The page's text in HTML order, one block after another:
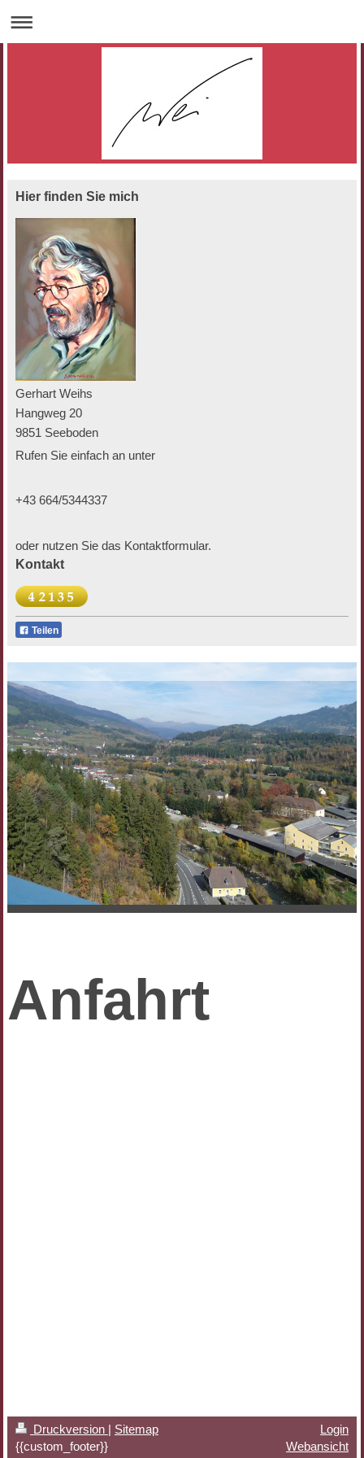
Hier finden Sie mich
Gerhart Weihs
Hangweg 20
9851 Seeboden
Rufen Sie einfach an unter
+43 664/5344337
oder nutzen Sie das Kontaktformular.
Kontakt
Teilen
Anfahrt
Druckversion | Sitemap
{{custom_footer}}
Login
Webansicht